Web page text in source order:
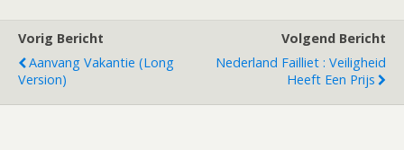
Vorig Bericht
Aanvang Vakantie (long
Version)
Volgend Bericht
Nederland Failliet : Veiligheid
Heeft Een Prijs